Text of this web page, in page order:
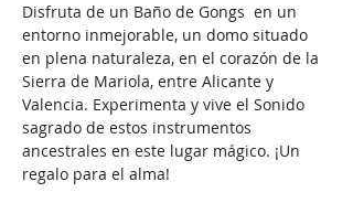
Disfruta de un Baño de Gongs  en un
entorno inmejorable, un domo situado
en plena naturaleza, en el corazón de la
Sierra de Mariola, entre Alicante y
Valencia. Experimenta y vive el Sonido
sagrado de estos instrumentos
ancestrales en este lugar mágico. ¡Un
regalo para el alma!